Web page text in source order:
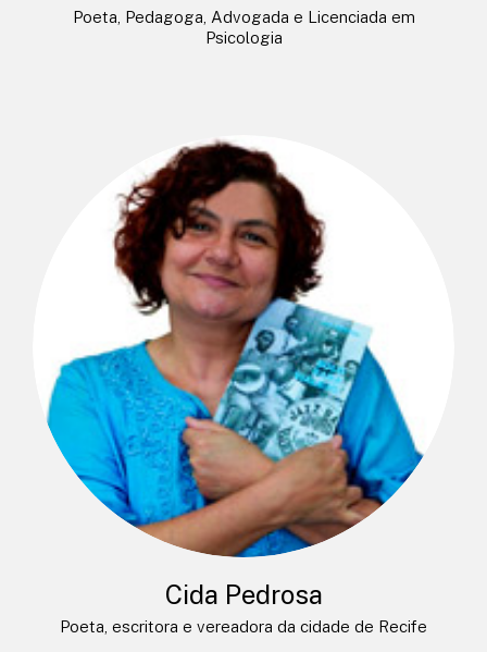
Poeta, Pedagoga, Advogada e Licenciada em
Psicologia
Cida Pedrosa
Poeta, escritora e vereadora da cidade de Recife